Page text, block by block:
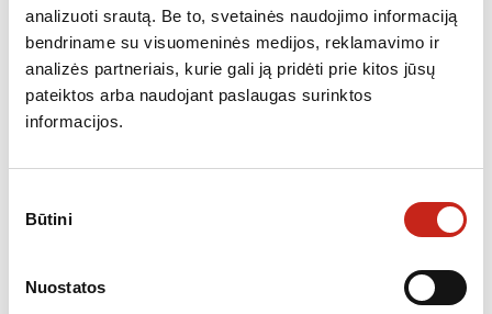
analizuoti srautą. Be to, svetainės naudojimo informaciją
bendriname su visuomeninės medijos, reklamavimo ir
analizės partneriais, kurie gali ją pridėti prie kitos jūsų
pateiktos arba naudojant paslaugas surinktos
informacijos.
pasirinkimas
Būtini
Nuostatos
Energijos vartojimo efektyvumo klasė
A+
Skysčių dinaminio efektyvumo klasė
A
Apšvietimo efektyvumo klasė
B
Riebalinio filtro efektyvumo klasė
Padidinto galios rėžimo triukšmo lygis, dB
1275.0 mm